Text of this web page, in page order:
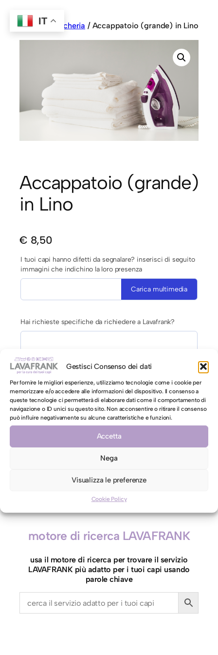
Gestisci Consenso dei dati
Per fornire le migliori esperienze, utilizziamo tecnologie come i cookie per
memorizzare e/o accedere alle informazioni del dispositivo. Il consenso a
queste tecnologie ci permetterà di elaborare dati come il comportamento di
navigazione o ID unici su questo sito. Non acconsentire o ritirare il consenso
può influire negativamente su alcune caratteristiche e funzioni.
Accetta
Nega
Visualizza le preferenze
Cookie Policy
Home/ Biancheria / Accappatoio (grande) in Lino
Accappatoio (grande)
in Lino
€ 8,50
I tuoi capi hanno difetti da segnalare? inserisci di seguito
immagini che indichino la loro presenza
Carica multimedia
Hai richieste specifiche da richiedere a Lavafrank?
AUTORIZZAZIONE AL LAVAGGIO CON ACQUA PER CAPI
CONTRO ETICHETTA INDICANTI LAVAGGIO A SECCO
Autorizzo il lavaggio con acqua per il mio capo
contro etichetta indicante lavaggio a secco
a
i
(
Aggiungi al carrello
motore di ricerca LAVAFRANK
usa il motore di ricerca per trovare il servizio
LAVAFRANK più adatto per i tuoi capi usando
parole chiave
IT